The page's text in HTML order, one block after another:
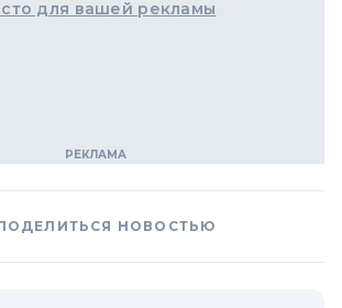
для вашей рекламы
НОВОСТЬЮ